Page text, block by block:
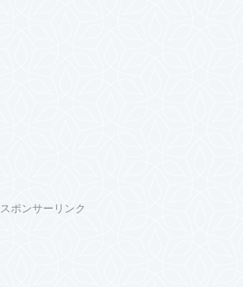
スポンサーリンク